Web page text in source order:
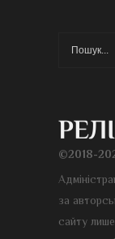
©2018-
за
сайту